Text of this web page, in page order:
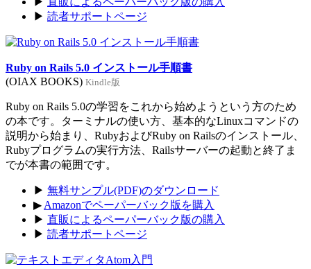
▶ 読者サポートページ
Ruby on Rails 5.0 インストール手順書
(OIAX BOOKS) Kindle版
Ruby on Rails 5.0の学習をこれから始めようという方のため
の本です。ターミナルの使い方、基本的なLinuxコマンドの
説明から始まり、RubyおよびRuby on Railsのインストール、
Rubyプログラムの実行方法、Railsサーバーの起動と終了ま
でが本書の範囲です。
▶ 無料サンプル(PDF)のダウンロード
▶ Amazonでペーパーバック版を購入
▶ 直販によるペーパーバック版の購入
▶ 読者サポートページ